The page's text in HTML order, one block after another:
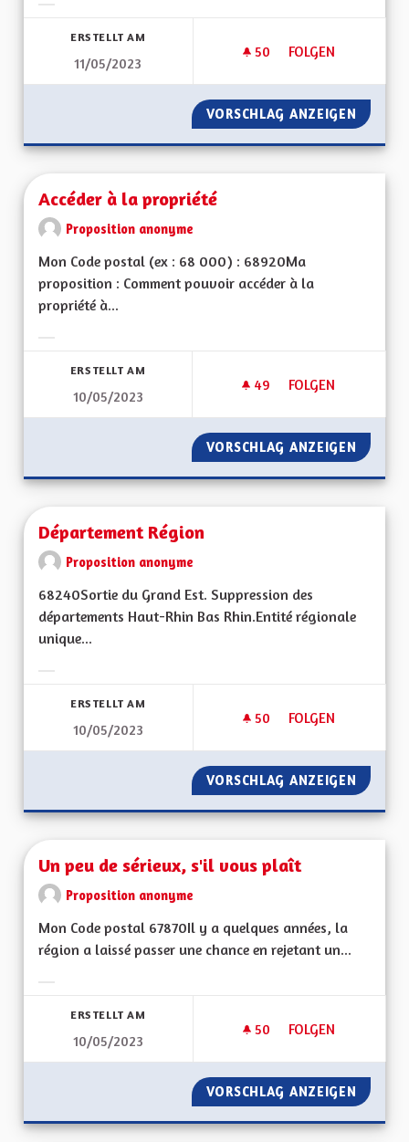
ERSTELLT AM
11/05/2023
50 50 FOLLOWER
FOLGEN
SOUTIEN AUX
VORSCHLAG ANZEIGEN
Accéder à la propriété
Proposition anonyme
Mon Code postal (ex : 68 000) : 68920Ma
proposition : Comment pouvoir accéder à la
propriété à...
ERSTELLT AM
10/05/2023
49 49 FOLLOWER
FOLGEN
ACCÉDER À LA
VORSCHLAG ANZEIGEN
Département Région
Proposition anonyme
68240Sortie du Grand Est. Suppression des
départements Haut-Rhin Bas Rhin.Entité régionale
unique...
ERSTELLT AM
10/05/2023
50 50 FOLLOWER
FOLGEN
DÉPARTEMENT
VORSCHLAG ANZEIGEN
Un peu de sérieux, s'il vous plaît
Proposition anonyme
Mon Code postal 67870Il y a quelques années, la
région a laissé passer une chance en rejetant un...
ERSTELLT AM
10/05/2023
50 50 FOLLOWER
FOLGEN
UN PEU DE
VORSCHLAG ANZEIGEN UN